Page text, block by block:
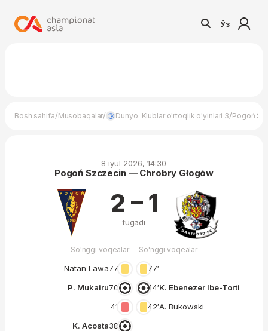
Ўз
Bosh sahifa/Musobaqalar/ Dunyo. Klublar o'rtoqlik o'yinlari 3/Pogoń
8 iyul 2026, 14:30
Pogoń Szczecin — Chrobry Głogów
So'nggi voqealar
Natan Lawa77′
P. Mukairu70′
41′
K. Acosta38′
2 – 1
tugadi
So'nggi voqealar
77′
44′K. Ebenezer Ibe-Torti
42′A. Bukowski